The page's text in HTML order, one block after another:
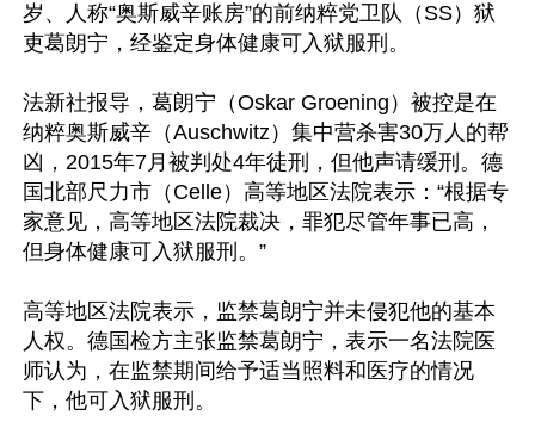
岁、人称“奥斯威辛账房”的前纳粹党卫队（SS）狱
吏葛朗宁，经鉴定身体健康可入狱服刑。
法新社报导，葛朗宁（Oskar Groening）被控是在
纳粹奥斯威辛（Auschwitz）集中营杀害30万人的帮
凶，2015年7月被判处4年徒刑，但他声请缓刑。德
国北部尺力市（Celle）高等地区法院表示：“根据专
家意见，高等地区法院裁决，罪犯尽管年事已高，
但身体健康可入狱服刑。”
高等地区法院表示，监禁葛朗宁并未侵犯他的基本
人权。德国检方主张监禁葛朗宁，表示一名法院医
师认为，在监禁期间给予适当照料和医疗的情况
下，他可入狱服刑。